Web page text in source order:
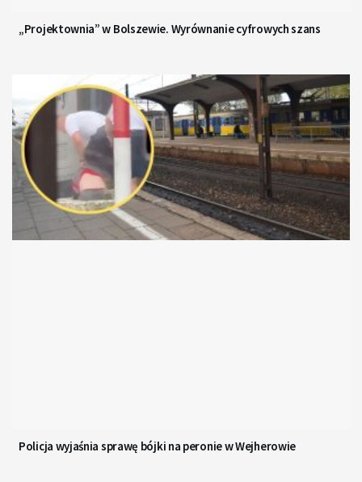
„Projektownia” w Bolszewie. Wyrównanie cyfrowych szans
Policja wyjaśnia sprawę bójki na peronie w Wejherowie